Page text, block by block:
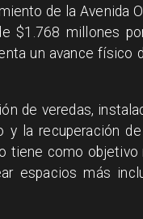
de la Avenida
$1.768 millones
un avance físico
de veredas,
y la recuperación
tiene como objetivo
espacios más